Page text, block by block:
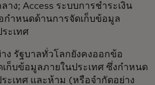
าง; Access ระบบการชำระเงิน
กำหนดด้านการจัดเก็บข้อมูล
ะเทศ
ง รัฐบาลทั่วโลกยังคงออกข้อ
ก็บข้อมูลภายในประเทศ ซึ่งกำหนด
ะเทศ และห้าม (หรือจำกัดอย่าง